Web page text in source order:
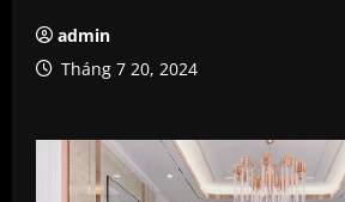
admin
Tháng 7 20, 2024